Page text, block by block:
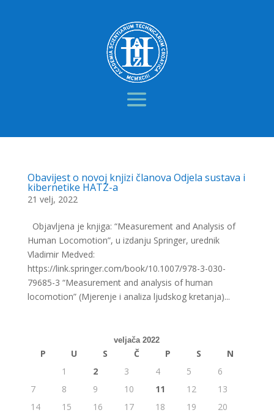
Obavijest o novoj knjizi članova Odjela sustava i
kibernetike HATZ-a
21 velj, 2022
Objavljena je knjiga: “Measurement and Analysis of
Human Locomotion”, u izdanju Springer, urednik
Vladimir Medved:
https://link.springer.com/book/10.1007/978-3-030-
79685-3 “Measurement and analysis of human
locomotion” (Mjerenje i analiza ljudskog kretanja)...
veljača 2022
P U S Č P S
N
1
2 3 4 5
6
7
8 9 10 11 12
13
14
15 16 17 18 19
20